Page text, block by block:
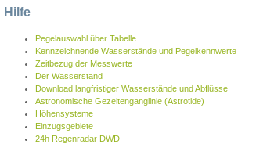
Hilfe
Pegelauswahl über Tabelle
Kennzeichnende Wasserstände und Pegelkennwerte
Zeitbezug der Messwerte
Der Wasserstand
Download langfristiger Wasserstände und Abflüsse
Astronomische Gezeitenganglinie (Astrotide)
Höhensysteme
Einzugsgebiete
24h Regenradar DWD